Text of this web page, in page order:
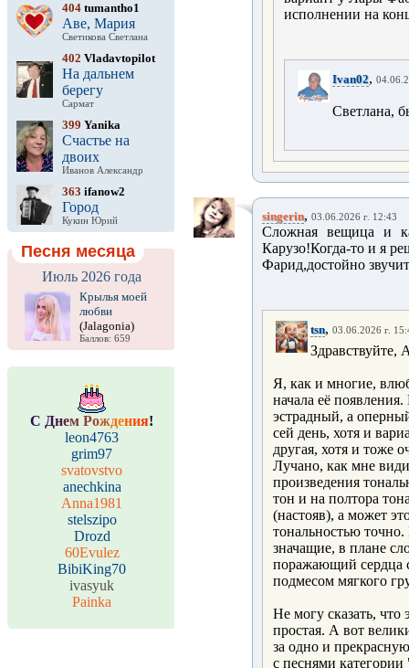
404 tumantho1
Аве, Мария
Светикова Светлана
402 Vladavtopilot
На дальнем
берегу
Сармат
399 Yanika
Счастье на
двоих
Иванов Александр
363 ifanow2
Город
Кукин Юрий
Песня месяца
Июль 2026 года
Крылья моей
любви
(Jalagonia)
Баллов: 659
С Днем Рождения!
leon4763
grim97
svatovstvo
anechkina
Anna1981
stelszipo
Drozd
60Evulez
BibiKing70
ivasyuk
Painka
исполнении на
Ivan02,
Светлана,
singerin, 03.06.2026 г. 12:43
Сложная вещица и
Карузо!Когда-то и я
Фарид,достойно
tsn, 03.06.2026 г.
Здравствуйте,
Я, как и многие,
начала её
эстрадный, а
сей день, хотя и
другая, хотя и тоже
Лучано, как мне
произведения
тон и на полтора
(настояв), а может
тональностью
значащие, в плане
поражающий сердца
подмесом мягкого
Не могу сказать, что
простая. А вот
за одно и
с песнями